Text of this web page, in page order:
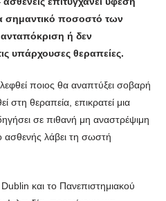
ποσοστό των
ή δεν
υπάρχουσες θεραπείες.
ποιος θα αναπτύξει σοβαρή
στη θεραπεία, επικρατεί μια
σε πιθανή μη αναστρέψιμη
λάβει τη σωστή
και το Πανεπιστημιακού